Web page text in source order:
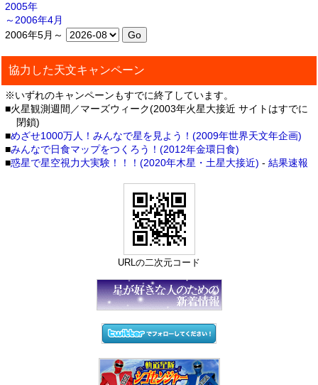
2005年
～2006年4月
2006年5月～
協力した天文キャンペーン
※いずれのキャンペーンもすでに終了しています。
■火星観測週間／マーズウィーク(2003年火星大接近 サイトはすでに
閉鎖)
■めざせ1000万人！みんなで星を見よう！(2009年世界天文年企画)
■みんなで日食マップをつくろう！(2012年金環日食)
■惑星で星空視力大実験！！！(2020年木星・土星大接近) - 結果速報
URLの二次元コード